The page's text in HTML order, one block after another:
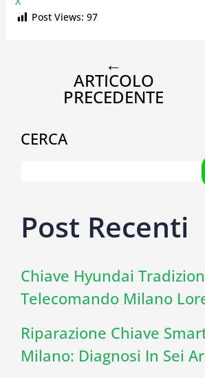
Post Views: 97
←
ARTICOLO
PRECEDENTE
CERCA
Post Recenti
Chiave Hyundai
Telecomando Milano
Riparazione Chiave
Milano: Diagnosi In Sei